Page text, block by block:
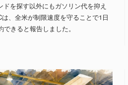
を探す以外にもガソリン代を抑え
、全米が制限速度を守ることで1日
きると報告しました。